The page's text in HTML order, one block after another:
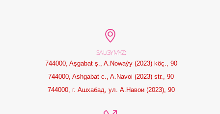
SALGYMYZ:
744000, Aşgabat ş., A.Nowaýy (2023) köç., 90
744000, Ashgabat c., A.Navoi (2023) str., 90
744000, г. Ашхабад, ул. А.Навои (2023), 90